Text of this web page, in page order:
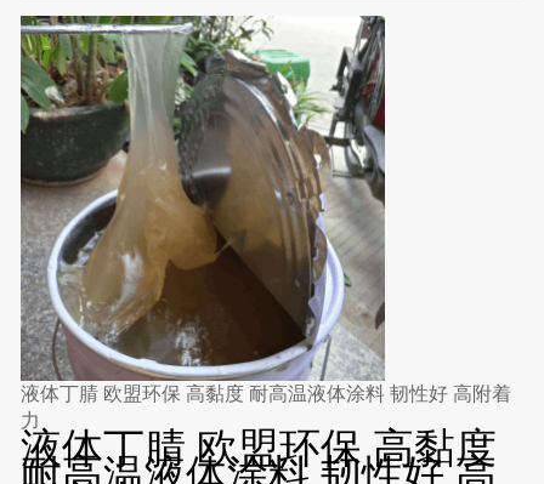
液体丁腈 欧盟环保 高黏度 耐高温液体涂料 韧性好 高附着
力
液体丁腈 欧盟环保 高黏度